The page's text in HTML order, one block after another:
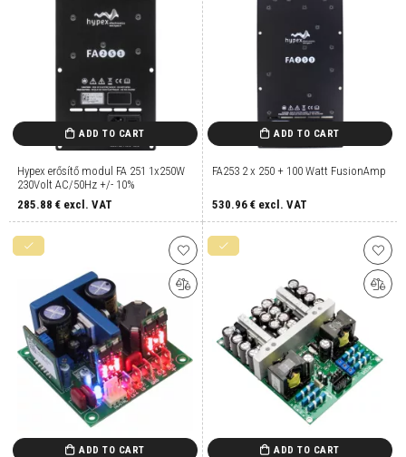
ADD TO CART
Hypex erősítő modul FA 251 1x250W
230Volt AC/50Hz +/- 10%
285.88 € excl. VAT
ADD TO CART
FA253 2 x 250 + 100 Watt FusionAmp
530.96 € excl. VAT
ADD TO CART ADD TO CART